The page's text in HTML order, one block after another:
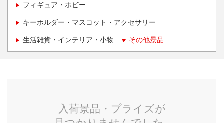
フィギュア・ホビー
キーホルダー・マスコット・アクセサリー
生活雑貨・インテリア・小物 その他景品